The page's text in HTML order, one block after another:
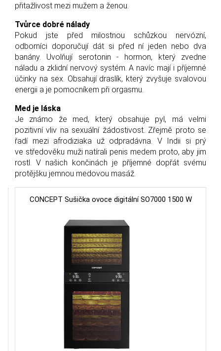
přitažlivost mezi mužem a ženou.
Tvůrce dobré nálady
Pokud jste před milostnou schůzkou nervózní,
odborníci doporučují dát si před ní jeden nebo dva
banány. Uvolňují serotonin - hormon, který zvedne
náladu a zklidní nervový systém. A navíc mají i příjemné
účinky na sex. Obsahují draslík, který zvyšuje svalovou
energii a je pomocníkem při orgasmu.
Med je láska
Je známo že med, který obsahuje pyl, má velmi
pozitivní vliv na sexuální žádostivost. Zřejmě proto se
řadí mezi afrodiziaka už odpradávna. V Indii si prý
ve středověku muži natírali penis medem proto, aby jim
rostl. V našich končinách je příjemné dopřát svému
protějšku jemnou medovou masáž.
CONCEPT Sušička ovoce digitální SO7000 1500 W